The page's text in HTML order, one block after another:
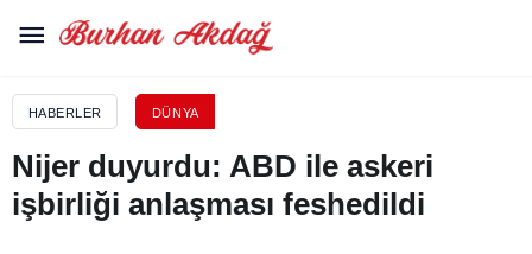
HABERLER DÜNYA
Nijer duyurdu: ABD ile askeri
işbirliği anlaşması feshedildi